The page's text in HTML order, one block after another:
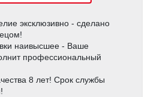
эксклюзивно - сделано
наивысшее - Ваше
профессиональный
8 лет! Срок службы